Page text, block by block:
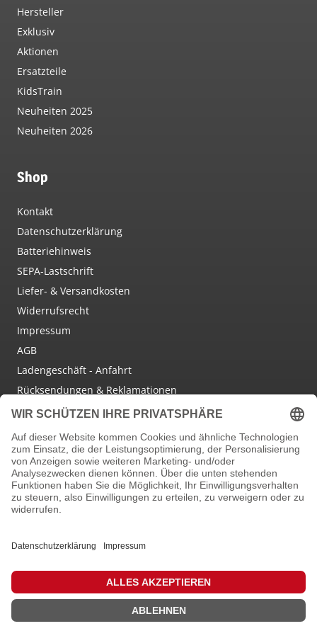
Hersteller
Exklusiv
Aktionen
Ersatzteile
KidsTrain
Neuheiten 2025
Neuheiten 2026
Shop
Kontakt
Datenschutzerklärung
Batteriehinweis
SEPA-Lastschrift
Liefer- & Versandkosten
Widerrufsrecht
Impressum
AGB
Ladengeschäft - Anfahrt
Rücksendungen & Reklamationen
Social Media
Facebook
Instagram